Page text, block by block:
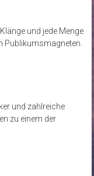
und jede Menge
Publikumsmagneten.
und zahlreiche
zu einem der